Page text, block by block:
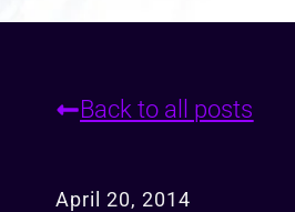
Back to all posts
April 20, 2014